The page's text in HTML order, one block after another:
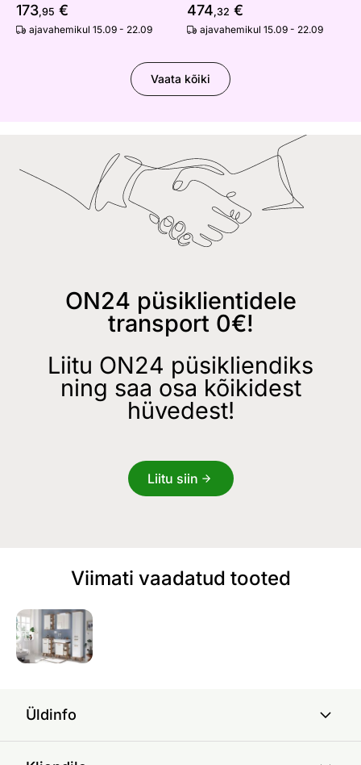
173,95 €
ajavahemikul 15.09 - 22.09
474,32 €
ajavahemikul 15.09 - 22.09
Vaata kõiki
ON24 püsiklientidele
transport 0€!
Liitu ON24 püsikliendiks
ning saa osa kõikidest
hüvedest!
Liitu siin
Viimati vaadatud tooted
Üldinfo